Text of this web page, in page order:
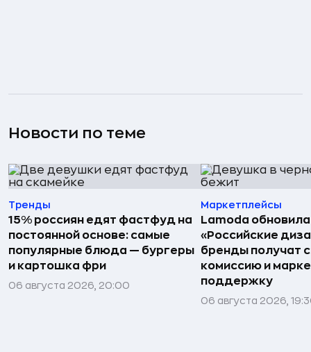
Новости по теме
Тренды
15% россиян едят фастфуд на
постоянной основе: самые
популярные блюда — бургеры
и картошка фри
06 августа 2026, 20:00
Маркетплейсы
Lamoda
«Российские
бренды получат
комиссию и
поддержку
06 августа 2026,